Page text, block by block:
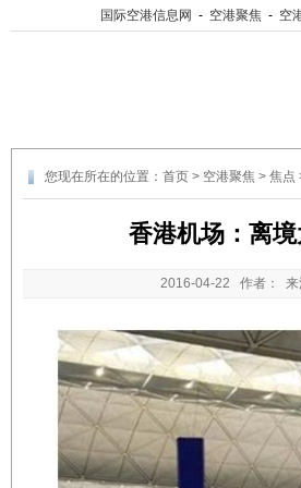
国际空港信息网 - 空港聚焦 - 空
您现在所在的位置： 首页 > 空港聚焦 > 焦点
香港机场：离
2016-04-22 作者：